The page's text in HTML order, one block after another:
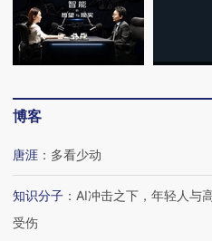
行员跨国走私7万
头丸 尿检体内含3种
视线｜被称为“蟑螂”
度Z世代 用街头抗
】走进第四届链博
让数智科技“链”接产
【特别呈现】寻找
博客
唐涯 ： 多看少动
知识分子 ： AI冲击之下，年轻人与
受伤